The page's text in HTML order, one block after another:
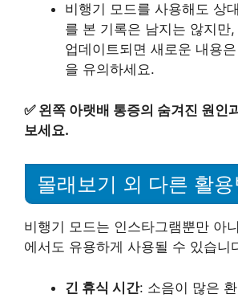
비행기 모드를 사용해도 상
를 본 기록은 남지는 않지만
업데이트되면 새로운 내용
을 유의하세요.
✅ 왼쪽 아랫배 통증의 숨겨진 원인
보세요.
몰래보기 외 다른 활용
비행기 모드는 인스타그램뿐만 아
에서도 유용하게 사용될 수 있습니
긴 휴식 시간: 소음이 많은